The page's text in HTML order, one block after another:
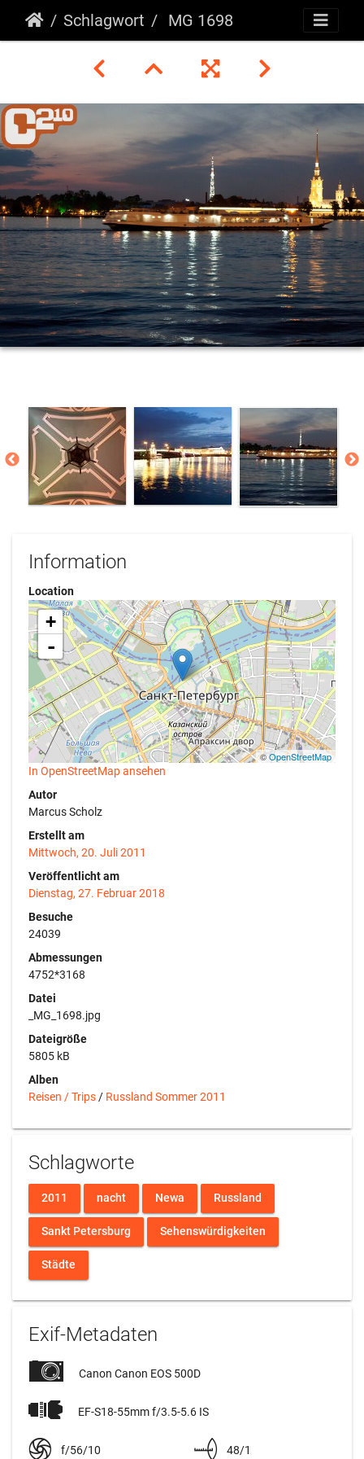
Schlagwort MG 1698
Information
Location
+
-
©OpenStreetMap
In OpenStreetMap ansehen
Autor
Marcus Scholz
Erstellt am
Mittwoch, 20. Juli 2011
Veröffentlicht am
Dienstag, 27. Februar 2018
Besuche
24039
Abmessungen
4752*3168
Datei
_MG_1698.jpg
Dateigröße
5805 kB
Alben
Reisen / Trips / Russland Sommer 2011
Schlagworte
2011 nacht Newa Russland
Sankt Petersburg Sehenswürdigkeiten
Städte
Exif-Metadaten
Canon Canon EOS 500D
EF-S18-55mm f/3.5-5.6 IS
f/56/10 48/1